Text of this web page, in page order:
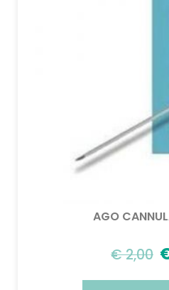
AGO
€2,00